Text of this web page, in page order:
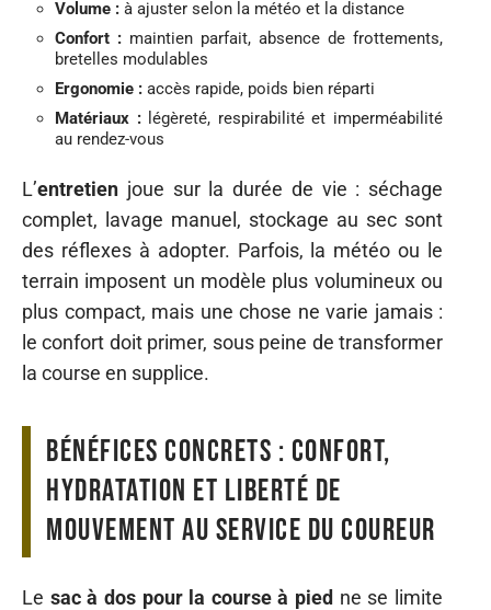
Volume : à ajuster selon la météo et la distance
Confort : maintien parfait, absence de frottements,
bretelles modulables
Ergonomie : accès rapide, poids bien réparti
Matériaux :légèreté, respirabilité et imperméabilité
au rendez-vous
L’entretien joue sur la durée de vie : séchage
complet, lavage manuel, stockage au sec sont
des réflexes à adopter. Parfois, la météo ou le
terrain imposent un modèle plus volumineux ou
plus compact, mais une chose ne varie jamais :
le confort doit primer, sous peine de transformer
la course en supplice.
Bénéfices concrets : confort,
hydratation et liberté de
mouvement au service du coureur
Le sac à dos pour la course à pied ne se limite